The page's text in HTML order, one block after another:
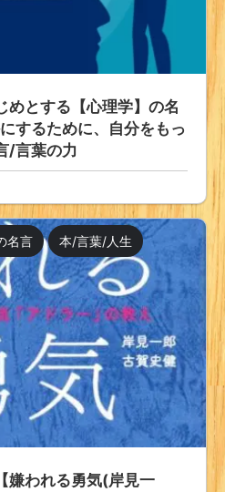
めとする【心理学】の名
するために、自分をもっ
/言葉の力
名言 本/言葉/人生
嫌われる勇気(岸見一